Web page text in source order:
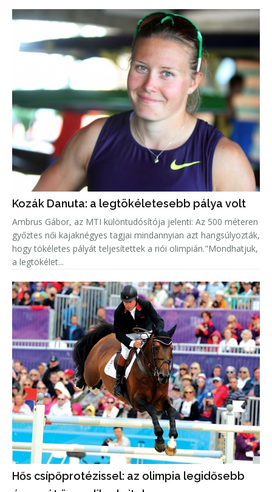
Kozák Danuta: a legtökéletesebb pálya volt
Ambrus Gábor, az MTI különtudósítója jelenti: Az 500 méteren
győztes női kajaknégyes tagjai mindannyian azt hangsúlyozták,
hogy tökéletes pályát teljesítettek a riói olimpián."Mondhatjuk,
a legtökélet...
Hős csípőprotézissel: az olimpia legidősebb